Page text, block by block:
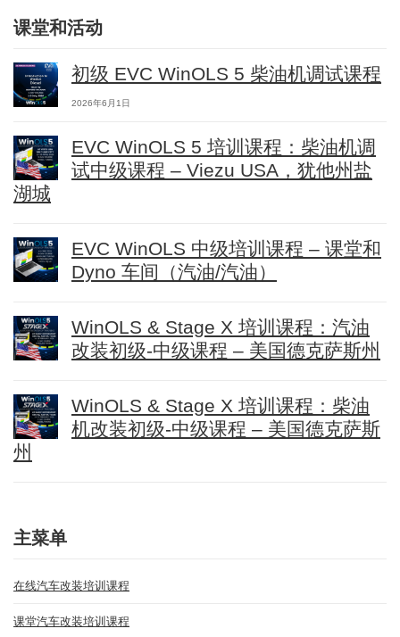
课堂和活动
初级 EVC WinOLS 5 柴油机调试课程
2026年6月1日
EVC WinOLS 5 培训课程：柴油机调
试中级课程 – Viezu USA，犹他州盐
湖城
EVC WinOLS 中级培训课程 – 课堂和
Dyno 车间（汽油/汽油）
WinOLS & Stage X 培训课程：汽油
改装初级-中级课程 – 美国德克萨斯州
WinOLS & Stage X 培训课程：柴油
机改装初级-中级课程 – 美国德克萨斯
州
主菜单
在线汽车改装培训课程
课堂汽车改装培训课程